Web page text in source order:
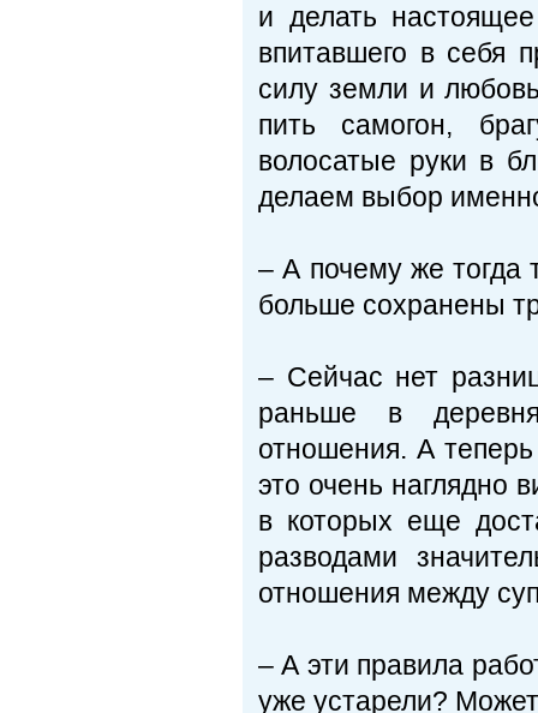
и делать
впитавшего в себя
силу земли и
пить самогон,
волосатые руки в
делаем выбор
– А почему же тогда
больше сохранены
– Сейчас нет
раньше в
отношения. А
это очень наглядно
в которых еще
разводами
отношения между
– А эти правила
уже устарели?